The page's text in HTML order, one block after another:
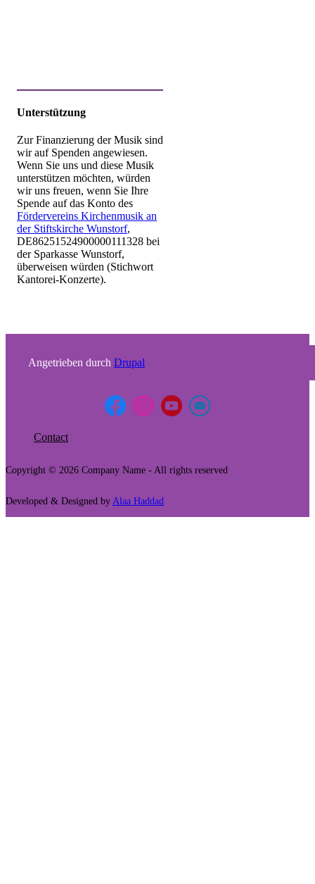
Unterstützung
Zur Finanzierung der Musik sind
wir auf Spenden angewiesen.
Wenn Sie uns und diese Musik
unterstützen möchten, würden
wir uns freuen, wenn Sie Ihre
Spende auf das Konto des
Fördervereins Kirchenmusik an
der Stiftskirche Wunstorf,
DE86251524900000111328 bei
der Sparkasse Wunstorf,
überweisen würden (Stichwort
Kantorei-Konzerte).
Angetrieben durch Drupal
menu
Contact
Copyright © 2026 Company Name - All rights reserved
Developed & Designed by Alaa Haddad